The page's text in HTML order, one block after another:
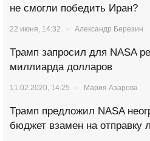
не смогли победить Иран?
22 июня, 14:32 Александр Березин
Трамп запросил для NASA
миллиарда долларов
11.02.2020, 14:25 Мария Азарова
Трамп предложил NASA
бюджет взамен на отправку